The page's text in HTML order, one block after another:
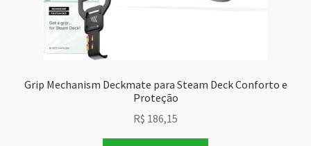
Grip Mechanism Deckmate para Steam Deck Conforto e
Proteção
R$ 186,15